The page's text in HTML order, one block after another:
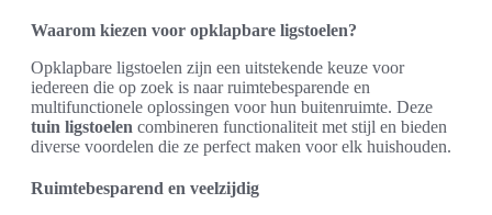
Waarom kiezen voor opklapbare ligstoelen?
Opklapbare ligstoelen zijn een uitstekende keuze voor
iedereen die op zoek is naar ruimtebesparende en
multifunctionele oplossingen voor hun buitenruimte. Deze
tuin ligstoelen combineren functionaliteit met stijl en bieden
diverse voordelen die ze perfect maken voor elk huishouden.
Ruimtebesparend en veelzijdig